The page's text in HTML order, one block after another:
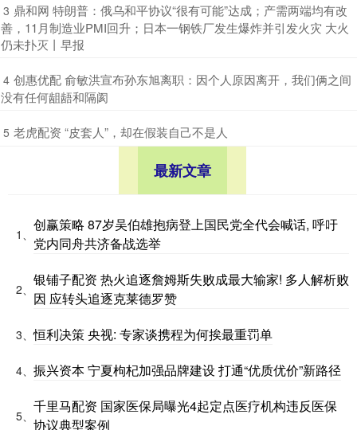
3 ​鼎和网 特朗普：俄乌和平协议“很有可能”达成；产需两端均有改
善，11月制造业PMI回升；日本一钢铁厂发生爆炸并引发火灾 大火
仍未扑灭丨早报
4 ​创惠优配 俞敏洪宣布孙东旭离职：因个人原因离开，我们俩之间
没有任何龃龉和隔阂
5 ​老虎配资 “皮套人”，却在假装自己不是人
最新文章
1、
创赢策略 87岁吴伯雄抱病登上国民党全代会喊话, 呼吁
党内同舟共济备战选举
2、
银铺子配资 热火追逐詹姆斯失败成最大输家! 多人解析败
因 应转头追逐克莱德罗赞
3、恒利决策 央视: 专家谈携程为何挨最重罚单
4、 振兴资本 宁夏枸杞加强品牌建设 打通“优质优价”新路径
5、
千里马配资 国家医保局曝光4起定点医疗机构违反医保
协议典型案例